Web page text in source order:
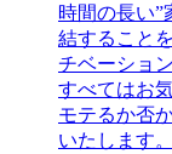
時間の長い”
結すること
チベーショ
すべてはお
モテるか否
いたします。